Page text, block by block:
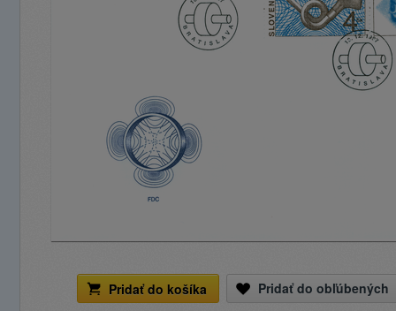
Pridať do košíka Pridať do obľúbených